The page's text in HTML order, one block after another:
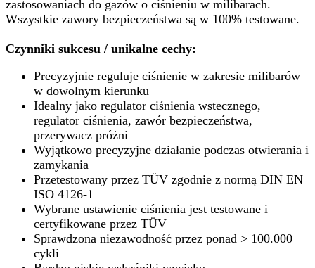
zastosowaniach do gazów o ciśnieniu w milibarach.
Wszystkie zawory bezpieczeństwa są w 100% testowane.
Czynniki sukcesu / unikalne cechy:
Precyzyjnie reguluje ciśnienie w zakresie milibarów
w dowolnym kierunku
Idealny jako regulator ciśnienia wstecznego,
regulator ciśnienia, zawór bezpieczeństwa,
przerywacz próżni
Wyjątkowo precyzyjne działanie podczas otwierania i
zamykania
Przetestowany przez TÜV zgodnie z normą DIN EN
ISO 4126-1
Wybrane ustawienie ciśnienia jest testowane i
certyfikowane przez TÜV
Sprawdzona niezawodność przez ponad > 100.000
cykli